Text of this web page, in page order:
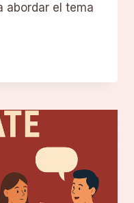
abordar el tema